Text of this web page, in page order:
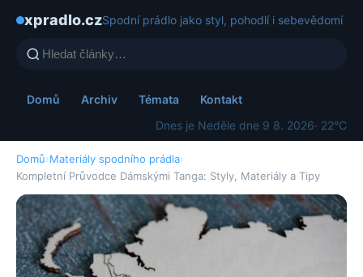
xpradlo.czSpodní prádlo jako styl, pohodlí i sebevědomí
Domů Archiv Témata
Kontakt
Dnes je Neděle dne 9 8. 2026· 22°C
Domů›Materiály spodního prádla›
Kompletní Průvodce Dámskými Tanga: Styly, Materiály a Tipy